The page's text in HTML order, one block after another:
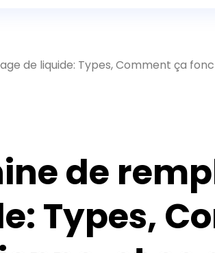
de liquide: Types, Comment ça
de
Types,